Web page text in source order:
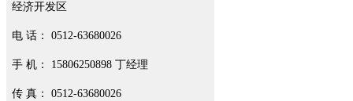
经济开发区
电 话： 0512-63680026
手 机： 15806250898 丁经理
传 真： 0512-63680026